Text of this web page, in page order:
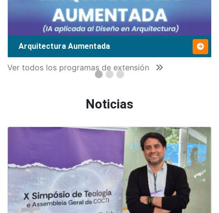
Arquitectura Aumentada
Ver todos los programas de extensión
Noticias